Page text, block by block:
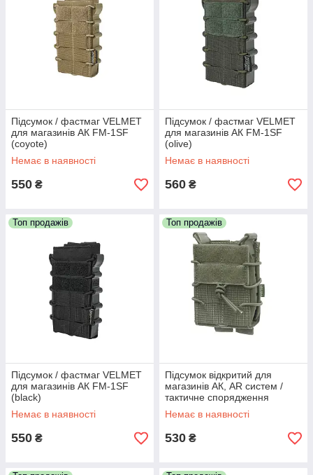
Підсумок / фастмаг VELMET
для магазинів АК FM-1SF
(coyote)
Немає в наявності
550 ₴
Підсумок / фастмаг VELMET
для магазинів АК FM-1SF
(olive)
Немає в наявності
560 ₴
Топ продажів
Підсумок / фастмаг VELMET
для магазинів АК FM-1SF
(black)
Немає в наявності
550 ₴
Топ продажів
Підсумок відкритий для
магазинів АК, AR систем /
тактичне спорядження
VELMET FM-1SF SV (olive)
Немає в наявності
530 ₴